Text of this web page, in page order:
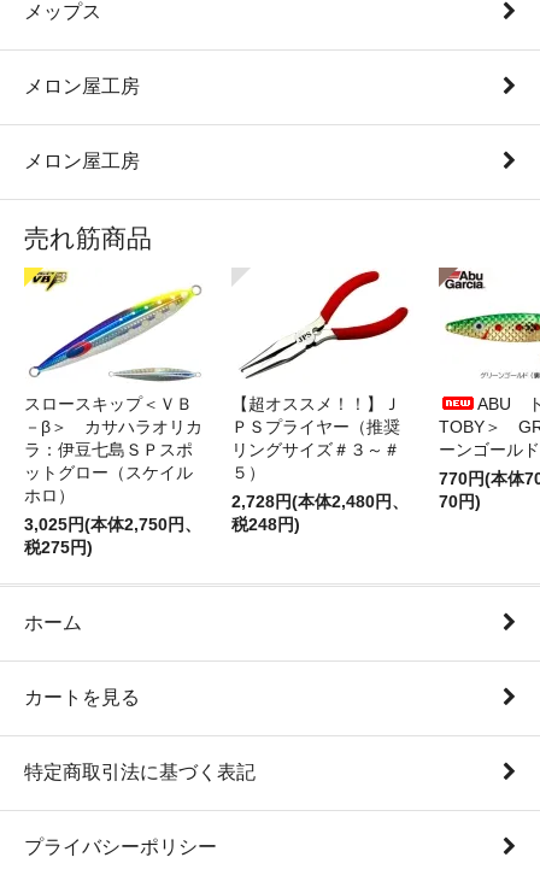
メップス
メロン屋工房
メロン屋工房
売れ筋商品
スロースキップ＜ＶＢ
－β＞ カサハラオリカ
ラ：伊豆七島ＳＰスポ
ットグロー（スケイル
ホロ）
3,025円(本体2,750円、
税275円)
【超オススメ！！】Ｊ
ＰＳプライヤー（推奨
リングサイズ＃３～＃
５）
2,728円(本体2,480円、
税248円)
ABU
TOBY＞
ーンゴールド
770円(本体
70円)
ホーム
カートを見る
特定商取引法に基づく表記
プライバシーポリシー